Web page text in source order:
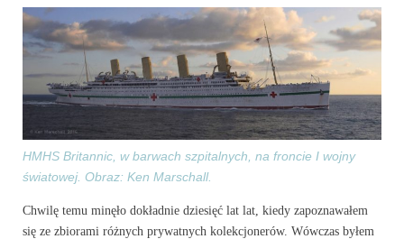
HMHS Britannic, w barwach szpitalnych, na froncie I wojny
światowej. Obraz: Ken Marschall.
Chwilę temu minęło dokładnie dziesięć lat lat, kiedy zapoznawałem
się ze zbiorami różnych prywatnych kolekcjonerów. Wówczas byłem